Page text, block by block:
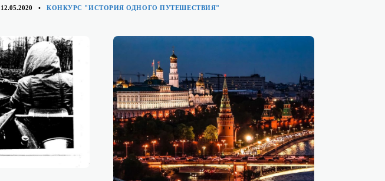
12.05.2020 КАТЕГОРИИ
КОНКУРС "ИСТОРИЯ ОДНОГО ПУТЕШЕСТВИЯ"